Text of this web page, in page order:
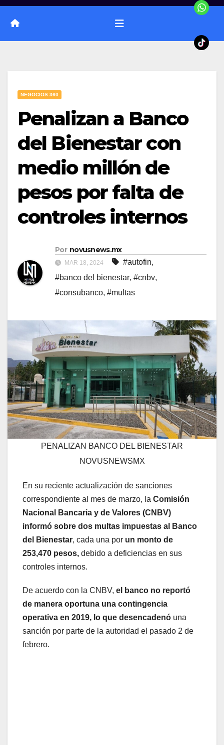
NEGOCIOS 360
Penalizan a Banco
del Bienestar con
medio millón de
pesos por falta de
controles internos
Por novusnews.mx
MAR 18, 2024 #autofin,
#banco del bienestar, #cnbv,
#consubanco, #multas
PENALIZAN BANCO DEL BIENESTAR
NOVUSNEWSMX
En su reciente actualización de sanciones
correspondiente al mes de marzo, la Comisión
Nacional Bancaria y de Valores (CNBV)
informó sobre dos multas impuestas al Banco
del Bienestar, cada una por un monto de
253,470 pesos, debido a deficiencias en sus
controles internos.
De acuerdo con la CNBV, el banco no reportó
de manera oportuna una contingencia
operativa en 2019, lo que desencadenó una
sanción por parte de la autoridad el pasado 2 de
febrero.